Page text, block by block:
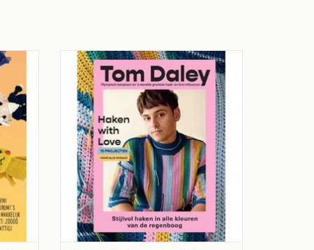
- A.
Haken with Love - Tom Daley
TOEVOEGEN AAN WINKELWAGEN